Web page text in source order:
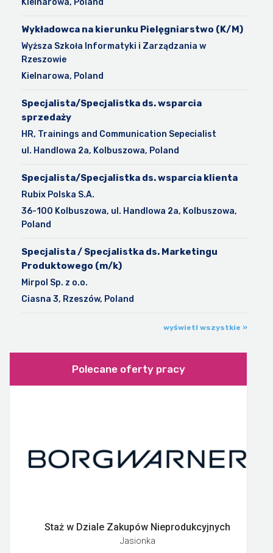
Kielnarowa, Poland
Wykładowca na kierunku Pielęgniarstwo (K/M)
Wyższa Szkoła Informatyki i Zarządzania w
Rzeszowie
Kielnarowa, Poland
Specjalista/Specjalistka ds. wsparcia
sprzedaży
HR, Trainings and Communication Sepecialist
ul. Handlowa 2a, Kolbuszowa, Poland
Specjalista/Specjalistka ds. wsparcia klienta
Rubix Polska S.A.
36-100 Kolbuszowa, ul. Handlowa 2a, Kolbuszowa,
Poland
Specjalista / Specjalistka ds. Marketingu
Produktowego (m/k)
Mirpol Sp. z o.o.
Ciasna 3, Rzeszów, Poland
wyświetl wszystkie »
Polecane oferty pracy
Staż w Dziale Zakupów Nieprodukcyjnych
Jasionka